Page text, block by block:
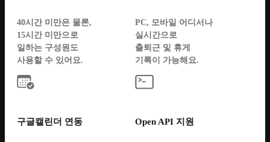
40시간 미만은 물론,
15시간 미만으로
일하는 구성원도
사용할 수 있어요.
PC, 모바일 어디서나
실시간으로
출퇴근 및 휴게
기록이 가능해요.
구글캘린더 연동 Open API 지원